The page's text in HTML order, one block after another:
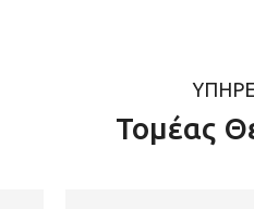
Τομέας